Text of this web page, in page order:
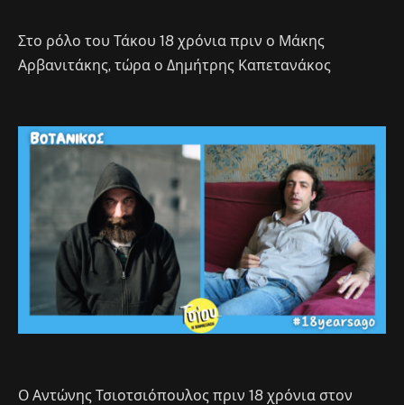
Στο ρόλο του Τάκου 18 χρόνια πριν ο Μάκης
Αρβανιτάκης, τώρα ο Δημήτρης Καπετανάκος
Ο Αντώνης Τσιοτσιόπουλος πριν 18 χρόνια στον